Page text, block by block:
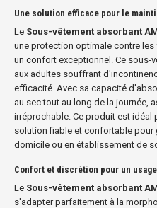
Une solution efficace pour le
Le Sous-vêtement absorbant
une protection optimale contre
un confort exceptionnel. Ce sous-
aux adultes souffrant
efficacité. Avec sa capacité
au sec tout au long de la journée,
irréprochable. Ce produit est idéal
solution fiable et confortable pour
domicile ou en établissement de
Confort et discrétion pour un
Le Sous-vêtement absorbant
s'adapter parfaitement à la